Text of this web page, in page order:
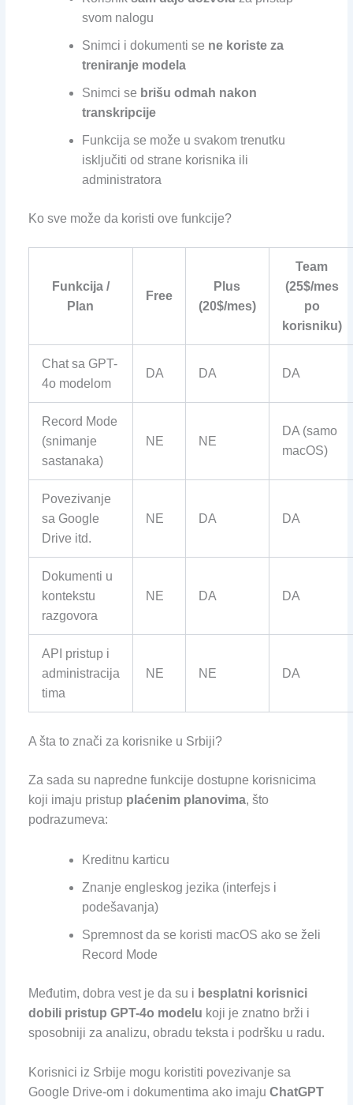
svom nalogu
Snimci i dokumenti se ne koriste za
treniranje modela
Snimci se brišu odmah nakon
transkripcije
Funkcija se može u svakom trenutku
isključiti od strane korisnika ili
administratora
Ko sve može da koristi ove funkcije?
Funkcija /
Plan
Free
Plus
(20$/mes)
Team
(25$/mes
po
korisniku)
Chat sa GPT-
4o modelom
DA DA DA
Record Mode
(snimanje
sastanaka)
NE NE
DA (samo
macOS)
Povezivanje
sa Google
Drive itd.
NE DA DA
Dokumenti u
kontekstu
razgovora
NE DA DA
API pristup i
administracija
tima
NE NE DA
A šta to znači za korisnike u Srbiji?
Za sada su napredne funkcije dostupne korisnicima
koji imaju pristup plaćenim planovima, što
podrazumeva:
Kreditnu karticu
Znanje engleskog jezika (interfejs i
podešavanja)
Spremnost da se koristi macOS ako se želi
Record Mode
Međutim, dobra vest je da su i besplatni korisnici
dobili pristup GPT-4o modelu koji je znatno brži i
sposobniji za analizu, obradu teksta i podršku u radu.
Korisnici iz Srbije mogu koristiti povezivanje sa
Google Drive-om i dokumentima ako imaju ChatGPT